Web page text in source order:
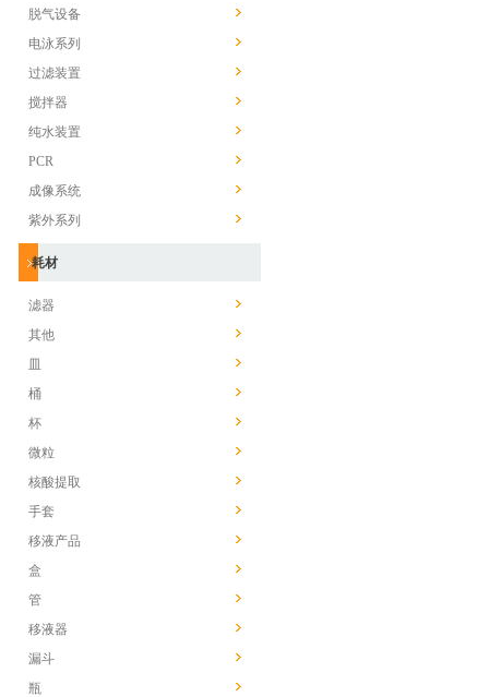
脱气设备
电泳系列
过滤装置
搅拌器
纯水装置
PCR
成像系统
紫外系列
耗材
滤器
其他
皿
桶
杯
微粒
核酸提取
手套
移液产品
盒
管
移液器
漏斗
瓶